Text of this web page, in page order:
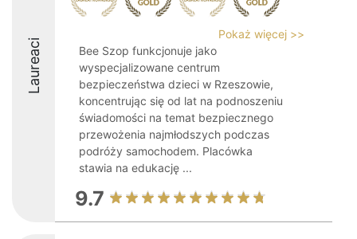
Laureaci
Pokaż więcej >>
Bee Szop funkcjonuje jako
wyspecjalizowane centrum
bezpieczeństwa dzieci w Rzeszowie,
koncentrując się od lat na podnoszeniu
świadomości na temat bezpiecznego
przewożenia najmłodszych podczas
podróży samochodem. Placówka
stawia na edukację ...
9.7